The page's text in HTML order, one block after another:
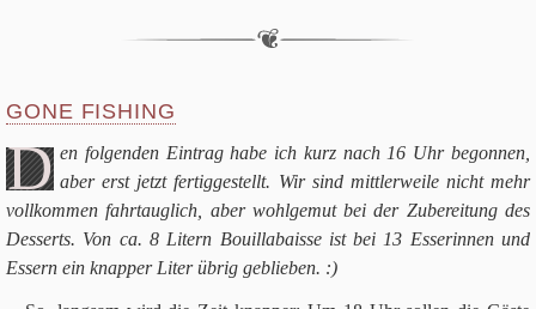
GONE FISHING
D en fol­gen­den Ein­trag habe ich kurz nach 16 Uhr begon­nen,
aber erst jetzt fer­tig­ge­stellt. Wir sind mitt­ler­weile nicht mehr
voll­kom­men fahr­taug­lich, aber wohl­ge­mut bei der Zube­rei­tung des
Des­serts. Von ca. 8Litern Bouil­la­baisse ist bei 13 Esse­rin­nen und
Essern ein knap­per Liter übrig geblieben. :)